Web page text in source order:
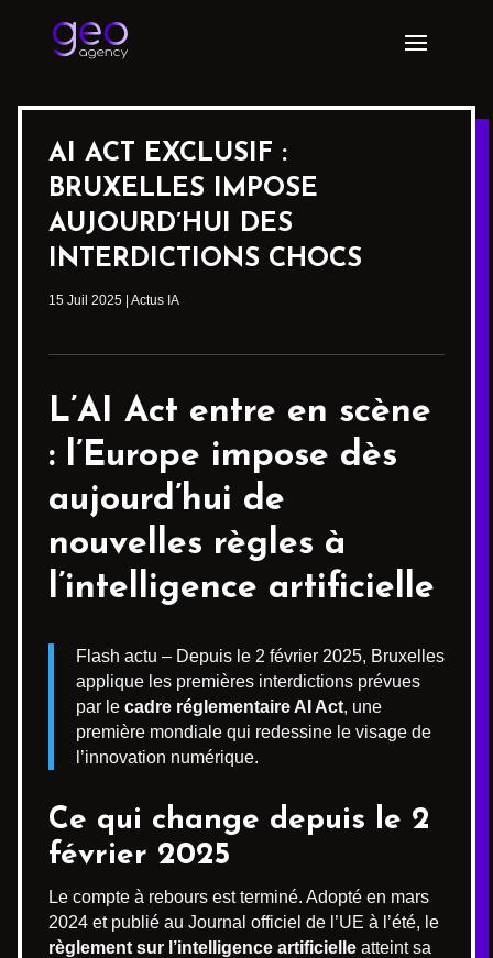
AI ACT EXCLUSIF :
BRUXELLES IMPOSE
AUJOURD’HUI DES
INTERDICTIONS CHOCS
15 Juil 2025 Actus IA
L’AI Act entre en scène
: l’Europe impose dès
aujourd’hui de
nouvelles règles à
l’intelligence artificielle
Flash actu – Depuis le 2 février 2025, Bruxelles
applique les premières interdictions prévues
par le cadre réglementaire AI Act, une
première mondiale qui redessine le visage de
l’innovation numérique.
Ce qui change depuis le 2
février 2025
Le compte à rebours est terminé. Adopté en mars
2024 et publié au Journal officiel de l’UE à l’été, le
règlement sur l’intelligence artificielle atteint sa